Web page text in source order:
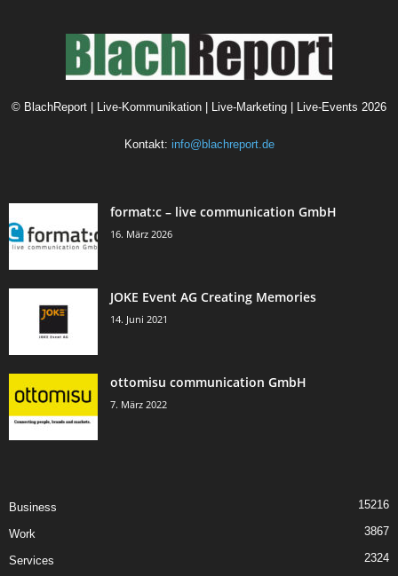
© BlachReport | Live-Kommunikation | Live-Marketing | Live-Events 2026
Kontakt: info@blachreport.de
format:c – live communication GmbH
16. März 2026
JOKE Event AG Creating Memories
14. Juni 2021
ottomisu communication GmbH
7. März 2022
Business 15216
Work 3867
Services 2324